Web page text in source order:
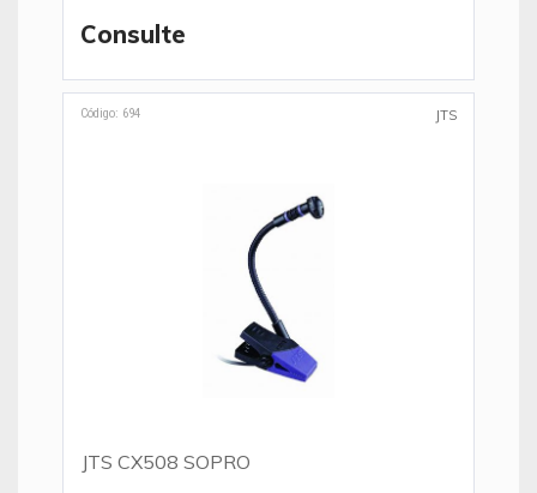
Consulte
Código: 694 JTS
JTS CX508 SOPRO